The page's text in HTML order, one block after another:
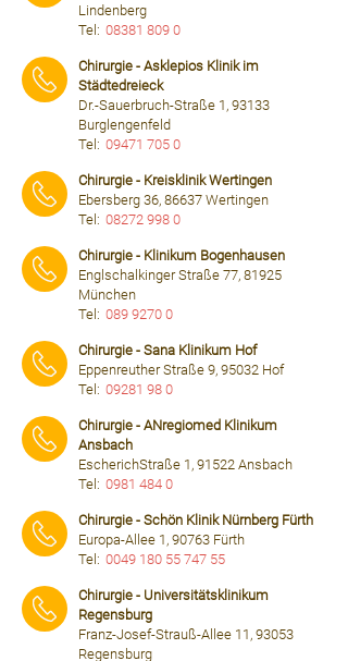
Lindenberg
Tel: 08381 809 0
Chirurgie - Asklepios Klinik im
Städtedreieck
Dr.-Sauerbruch-Straße 1, 93133
Burglengenfeld
Tel: 09471 705 0
Chirurgie - Kreisklinik Wertingen
Ebersberg 36, 86637 Wertingen
Tel: 08272 998 0
Chirurgie - Klinikum Bogenhausen
Englschalkinger Straße 77, 81925
München
Tel: 089 9270 0
Chirurgie - Sana Klinikum Hof
Eppenreuther Straße 9, 95032 Hof
Tel: 09281 98 0
Chirurgie - ANregiomed Klinikum
Ansbach
EscherichStraße 1, 91522 Ansbach
Tel: 0981 484 0
Chirurgie - Schön Klinik Nürnberg Fürth
Europa-Allee 1, 90763 Fürth
Tel: 0049 180 55 747 55
Chirurgie - Universitätsklinikum
Regensburg
Franz-Josef-Strauß-Allee 11, 93053
Regensburg